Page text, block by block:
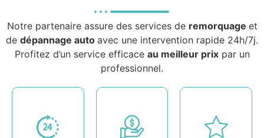
Notre partenaire assure des services de remorquage et
de dépannage auto avec une intervention rapide 24h/7j.
Profitez d’un service efficace au meilleur prixpar un
professionnel.